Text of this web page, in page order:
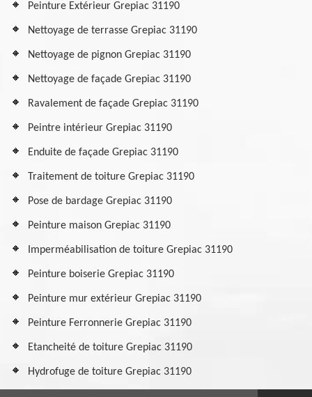
Peinture Extérieur Grepiac 31190
Nettoyage de terrasse Grepiac 31190
Nettoyage de pignon Grepiac 31190
Nettoyage de façade Grepiac 31190
Ravalement de façade Grepiac 31190
Peintre intérieur Grepiac 31190
Enduite de façade Grepiac 31190
Traitement de toiture Grepiac 31190
Pose de bardage Grepiac 31190
Peinture maison Grepiac 31190
Imperméabilisation de toiture Grepiac 31190
Peinture boiserie Grepiac 31190
Peinture mur extérieur Grepiac 31190
Peinture Ferronnerie Grepiac 31190
Etancheité de toiture Grepiac 31190
Hydrofuge de toiture Grepiac 31190